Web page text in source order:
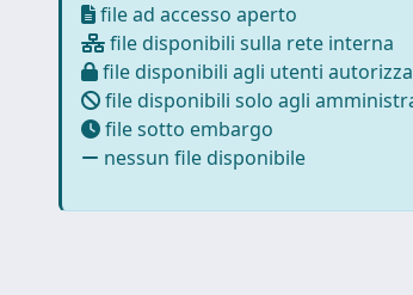
file ad accesso aperto
file disponibili sulla rete interna
file disponibili agli utenti
file disponibili solo agli
file sotto embargo
nessun file disponibile